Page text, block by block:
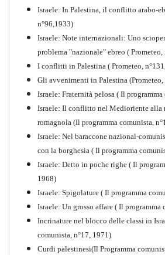
Storia della Sinistra
Comunista V
Israele: In Palestina, il conflitto arabo-
n°96,1933)
Israele: Note internazionali: Uno
problema "nazionale" ebreo ( Prometeo,
I conflitti in Palestina ( Prometeo,
Gli avvenimenti in Palestina (Prometeo,
Israele: Fraternità pelosa ( Il
Israele: Il conflitto nel Medioriente alla
romagnola (Il programma comunista,
Israele: Nel baraccone nazional-
con la borghesia ( Il programma
Israele: Detto in poche righe ( Il
1968)
Israele: Spigolature ( Il programma
Israele: Un grosso affare ( Il programma
Incrinature nel blocco delle classi in
comunista, n°17, 1971)
Curdi palestinesi(Il Programma